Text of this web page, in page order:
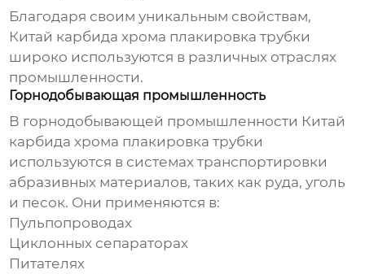
Благодаря своим уникальным свойствам,
Китай карбида хрома плакировка трубки
широко используются в различных отраслях
промышленности.
Горнодобывающая промышленность
В горнодобывающей промышленности Китай
карбида хрома плакировка трубки
используются в системах транспортировки
абразивных материалов, таких как руда, уголь
и песок. Они применяются в:
Пульпопроводах
Циклонных сепараторах
Питателях